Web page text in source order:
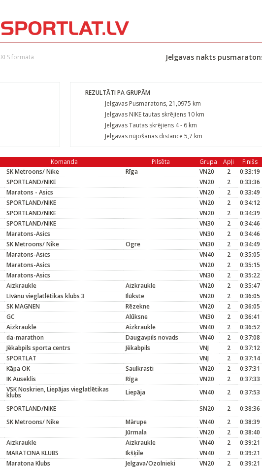
XLS formātā Jelgavas nakts
REZULTĀTI PA GRUPĀM
Jelgavas Pusmaratons, 21,0975 km
Jelgavas NIKE tautas skrējiens 10 km
Jelgavas Tautas skrējiens 4 - 6 km
Jelgavas nūjošanas distance 5,7 km
Komanda Pilsēta Grupa Apļi
Finišs
SK Metroons/ Nike Rīga VN20 2
0:33:19
SPORTLAND/NIKE VN20 2
0:33:36
Maratons - Asics VN20 2
0:33:49
SPORTLAND/NIKE VN20 2
0:34:12
SPORTLAND/NIKE VN20 2
0:34:39
SPORTLAND/NIKE VN30 2
0:34:46
Maratons-Asics VN30 2
0:34:46
SK Metroons/ Nike Ogre VN30 2
0:34:49
Maratons-Asics VN40 2
0:35:05
Maratons-Asics VN20 2
0:35:15
Maratons-Asics VN30 2
0:35:22
Aizkraukle Aizkraukle VN20 2
0:35:47
Līvānu vieglatlētikas klubs 3 Ilūkste VN20 2
0:36:05
SK MAGNEN Rēzekne VN20 2
0:36:05
GC Alūksne VN30 2
0:36:41
Aizkraukle Aizkraukle VN40 2
0:36:52
da-marathon Daugavpils novads VN40 2
0:37:08
Jēkabpils sporta centrs Jēkabpils VNJ 2
0:37:12
SPORTLAT VNJ 2
0:37:14
Kāpa OK Saulkrasti VN20 2
0:37:31
IK Auseklis Rīga VN20 2
0:37:33
VSK Noskrien, Liepājas vieglatlētikas
klubs Liepāja VN40 2
0:37:53
SPORTLAND/NIKE SN20 2
0:38:36
SK Metroons/ Nike Mārupe VN40 2
0:38:39
Jūrmala VN20 2
0:38:40
Aizkraukle Aizkraukle VN40 2
0:39:21
MARATONA KLUBS Ikšķile VN40 2
0:39:21
Maratona Klubs Jelgava/Ozolnieki VN20 2
0:39:21